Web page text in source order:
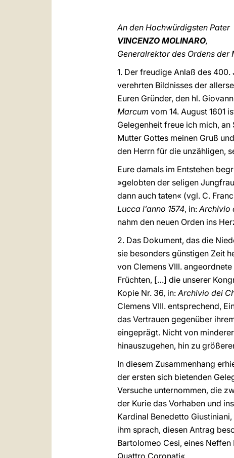
An den Hochwürdigsten Pater
VINCENZO MOLINARO,
Generalrektor des Ordens der
1. Der freudige Anlaß des
verehrten Bildnisses der
Euren Gründer, den hl.
Marcum vom 14. August 1601
Gelegenheit freue ich mich,
Mutter Gottes meinen Gruß
den Herrn für die unzähligen,
Eure damals im Entstehen
»gelobten der seligen
dann auch taten« (vgl. C.
Lucca l’anno 1574, in:Archivio
nahm den neuen Orden ins
2. Das Dokument, das die
sie besonders günstigen Zeit
von Clemens VIII.
Früchten, […] die unserer
Kopie Nr. 36, in:Archivio dei
Clemens VIII. entsprechend,
das Vertrauen gegenüber
eingeprägt. Nicht von
hinauszugehen, hin zu
In diesem Zusammenhang
der ersten sich bietenden
Versuche unternommen, die
der Kurie das Vorhaben und
Kardinal Benedetto
ihm sprach, diesen Antrag
Bartolomeo Cesi, eines
Quattro Coronati«.